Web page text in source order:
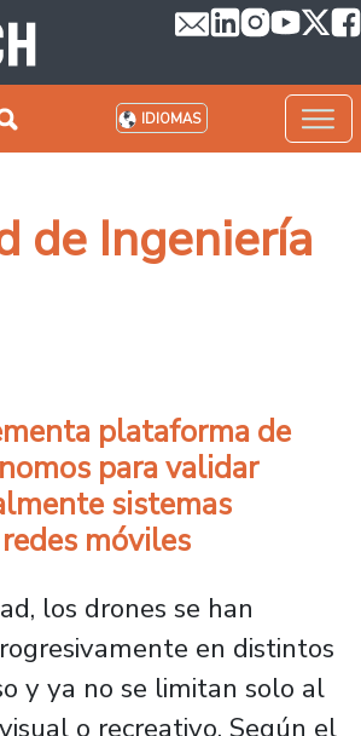
IDIOMAS
de Ingeniería
plataforma de
para validar
sistemas
móviles
los drones se han
en distintos
y ya no se limitan solo al
o recreativo. Según el